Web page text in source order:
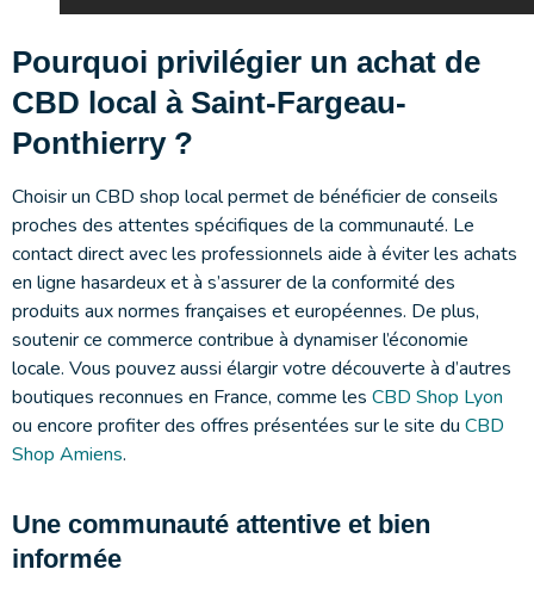
Pourquoi privilégier un achat de
CBD local à Saint-Fargeau-
Ponthierry ?
Choisir un CBD shop local permet de bénéficier de conseils
proches des attentes spécifiques de la communauté. Le
contact direct avec les professionnels aide à éviter les achats
en ligne hasardeux et à s’assurer de la conformité des
produits aux normes françaises et européennes. De plus,
soutenir ce commerce contribue à dynamiser l’économie
locale. Vous pouvez aussi élargir votre découverte à d’autres
boutiques reconnues en France, comme les CBD Shop Lyon
ou encore profiter des offres présentées sur le site du CBD
Shop Amiens.
Une communauté attentive et bien
informée